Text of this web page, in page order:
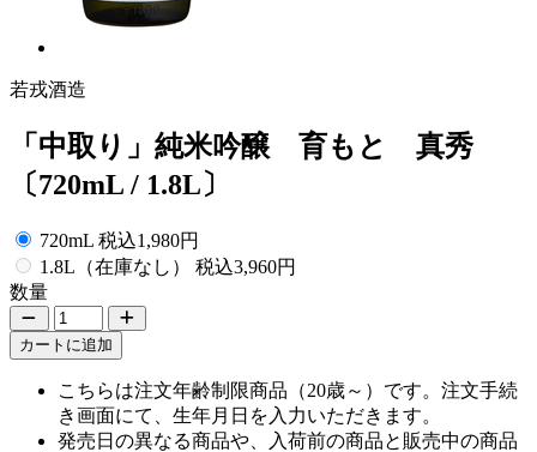
若戎酒造
「中取り」純米吟醸 育もと 真秀
〔720mL / 1.8L〕
ご注文フォーム
720mL 税込1,980円
1.8L （在庫なし） 税込3,960円
数量
1つ減らす
カートに追加
ご注意こちらは注文年齢制限商品（20歳～）です。注文手続
き画面にて、生年月日を入力いただきます。
発売日の異なる商品や、入荷前の商品と販売中の商品